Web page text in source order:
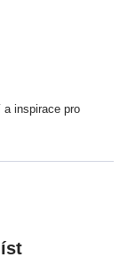
inspirace pro